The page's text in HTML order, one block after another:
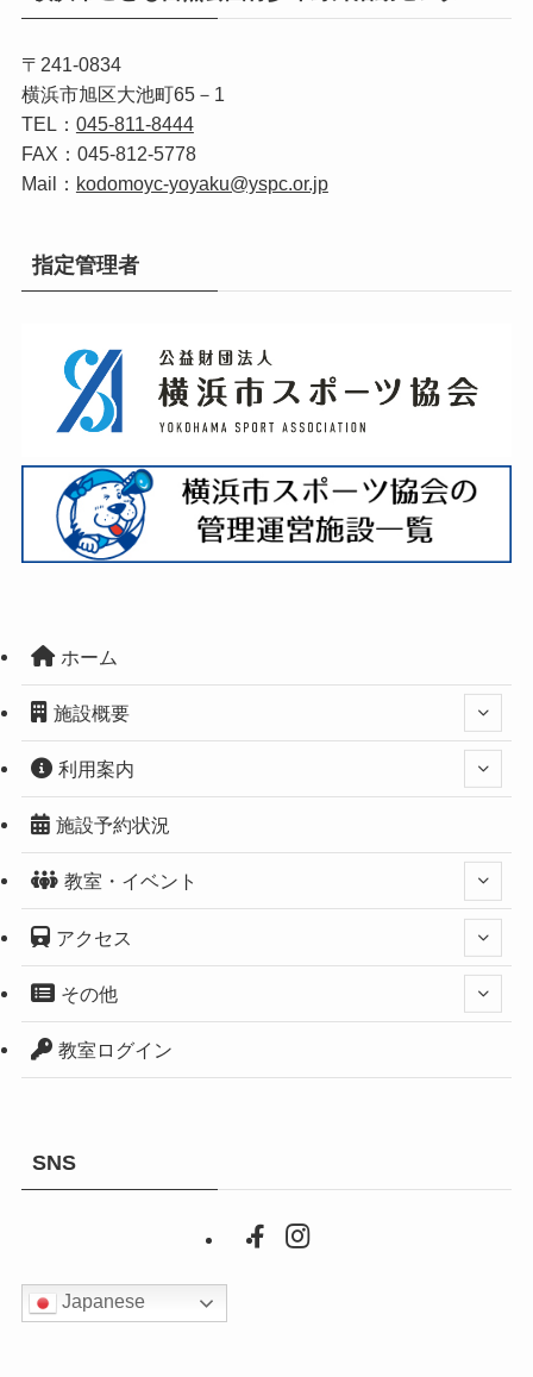
〒241-0834
横浜市旭区大池町65－1
TEL： 045‐811‐8444
FAX：045‐812‐5778
Mail： kodomoyc-yoyaku@yspc.or.jp
指定管理者
ホーム
施設概要
利用案内
施設予約状況
教室・イベント
アクセス
その他
教室ログイン
SNS
Japanese